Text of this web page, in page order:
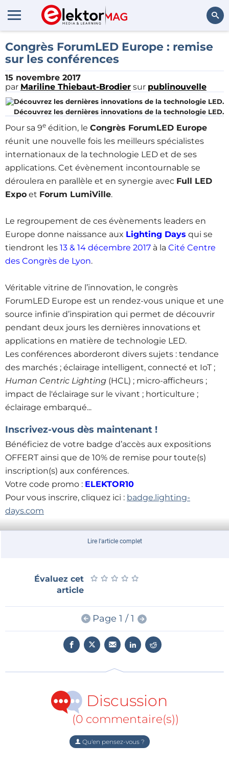
Rechercher
Congrès ForumLED Europe : remise
sur les conférences
15 novembre 2017
par Mariline Thiebaut-Brodier sur publinouvelle
Découvrez les dernières innovations de la technologie LED.
Pour sa 9e édition, le Congrès ForumLED Europe
réunit une nouvelle fois les meilleurs spécialistes
internationaux de la technologie LED et de ses
applications. Cet évènement incontournable se
déroulera en parallèle et en synergie avec Full LED
Expo et Forum LumiVille.
Le regroupement de ces évènements leaders en
Europe donne naissance aux Lighting Days qui se
tiendront les 13 & 14 décembre 2017 à la Cité Centre
des Congrès de Lyon.
Véritable vitrine de l’innovation, le congrès
ForumLED Europe est un rendez-vous unique et une
source infinie d’inspiration qui permet de découvrir
pendant deux jours les dernières innovations et
applications en matière de technologie LED.
Les conférences aborderont divers sujets : tendance
des marchés ; éclairage intelligent, connecté et IoT ;
Human Centric Lighting (HCL) ; micro-afficheurs ;
impact de l'éclairage sur le vivant ; horticulture ;
éclairage embarqué...
Inscrivez-vous dès maintenant !
Bénéficiez de votre badge d’accès aux expositions
OFFERT ainsi que de 10% de remise pour toute(s)
inscription(s) aux conférences.
Votre code promo : ELEKTOR10
Pour vous inscrire, cliquez ici : badge.lighting-
days.com
Découvrez le programme :urlz.fr/67oW
Lire l'article complet
Évaluez cet
article
★ ★ ★ ★ ★
★ ★ ★ ★ ★
Page 1 / 1
Discussion
(0 commentaire(s))
Qu'en pensez-vous ?